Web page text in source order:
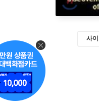
사